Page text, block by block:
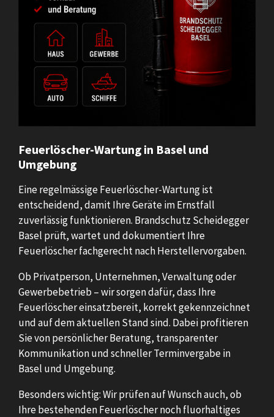
Feuerlöscher-Wartung in Basel und
Umgebung
Eine regelmässige Feuerlöscher-Wartung ist
entscheidend, damit Ihre Geräte im Ernstfall
zuverlässig funktionieren. Brandschutz Scheidegger
Basel prüft, wartet und dokumentiert Ihre
Feuerlöscher fachgerecht nach Herstellervorgaben.
Ob Privatperson, Unternehmen, Verwaltung oder
Gewerbebetrieb – wir sorgen dafür, dass Ihre
Feuerlöscher einsatzbereit, korrekt gekennzeichnet
und auf dem aktuellen Stand sind. Dabei profitieren
Sie von persönlicher Beratung, transparenter
Kommunikation und schneller Terminvergabe in
Basel und Umgebung.
Besonders wichtig: Wir prüfen auf Wunsch auch, ob
Ihre bestehenden Feuerlöscher noch fluorhaltiges